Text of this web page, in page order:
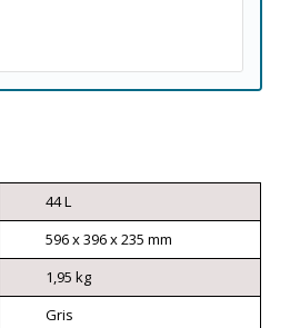
44 L
596 x 396 x 235 mm
1,95 kg
Gris